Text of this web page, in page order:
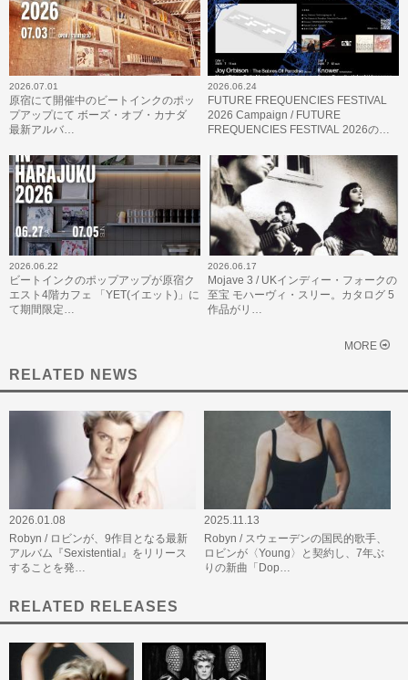
2026.07.01
原宿にて開催中のビートインクのポッ
プアップにて ボーズ・オブ・カナダ
最新アルバ…
2026.06.24
FUTURE FREQUENCIES FESTIVAL
2026 Campaign / FUTURE
FREQUENCIES FESTIVAL 2026の…
2026.06.22
ビートインクのポップアップが原宿ク
エスト4階カフェ 「YET(イエット)」に
て期間限定…
2026.06.17
Mojave 3 / UKインディー・フォークの
至宝 モハーヴィ・スリー。カタログ 5
作品がリ…
MORE
RELATED NEWS
2026.01.08
Robyn / ロビンが、9作目となる最新
アルバム『Sexistential』をリリース
することを発…
2025.11.13
Robyn / スウェーデンの国民的歌手、
ロビンが〈Young〉と契約し、7年ぶ
りの新曲「Dop…
RELATED RELEASES